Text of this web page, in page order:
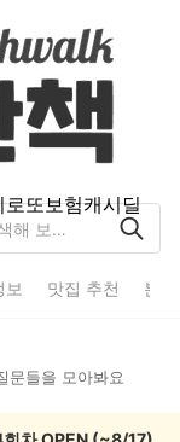
로또보험캐시딜
보 맛집 추천 분
문들을 모아봐요